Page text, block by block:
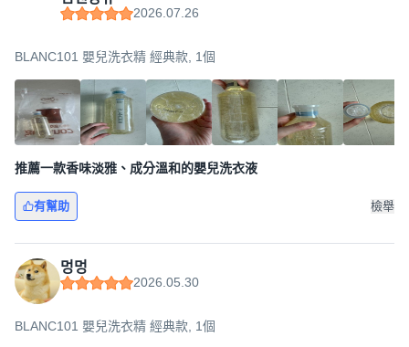
2026.07.26
BLANC101 嬰兒洗衣精 經典款, 1個
推薦一款香味淡雅、成分溫和的嬰兒洗衣液
有幫助 檢舉
멍멍
2026.05.30
BLANC101 嬰兒洗衣精 經典款, 1個